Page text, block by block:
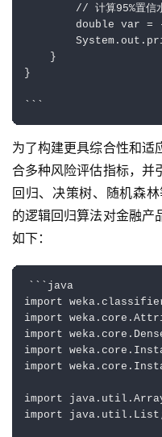
// 计算95%置信
double var =
    }
}
为了构建更具综合性和适
合多种风险评估指标，并
回归、决策树、随机森
的逻辑回归算法对金融产
如下：
```java
import
import
import
import
import
import
import